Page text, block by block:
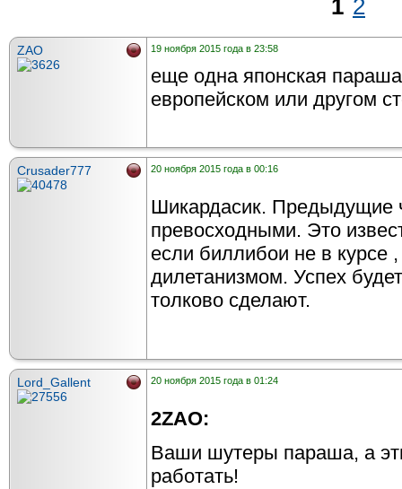
1 2
ZAO 19 ноября 2015 года в 23:58
еще одна японская
европейском или другом
Crusader777 20 ноября 2015 года в 00:16
Шикардасик. Предыдущие
превосходными. Это
если биллибои не в курсе
дилетанизмом. Успех
толково сделают.
Lord_Gallent 20 ноября 2015 года в 01:24
2ZAO:
Ваши шутеры параша, а
работать!